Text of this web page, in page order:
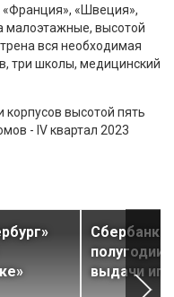
«Франция», «Швеция»,
малоэтажные, высотой
вся необходимая
три школы, медицинский
корпусов высотой пять
- IV квартал 2023
Сбербанк
полугодии
выдачи